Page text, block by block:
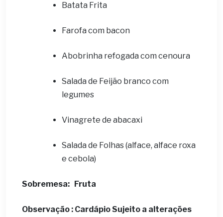
Batata Frita
Farofa com bacon
Abobrinha refogada com cenoura
Salada de Feijão branco com
legumes
Vinagrete de abacaxi
Salada de Folhas (alface, alface roxa
e cebola)
Sobremesa: Fruta
Observação : Cardápio Sujeito a alterações